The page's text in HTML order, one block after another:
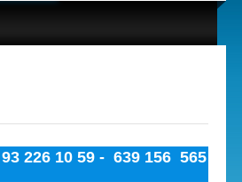
93 226 10 59 - 639 156 565